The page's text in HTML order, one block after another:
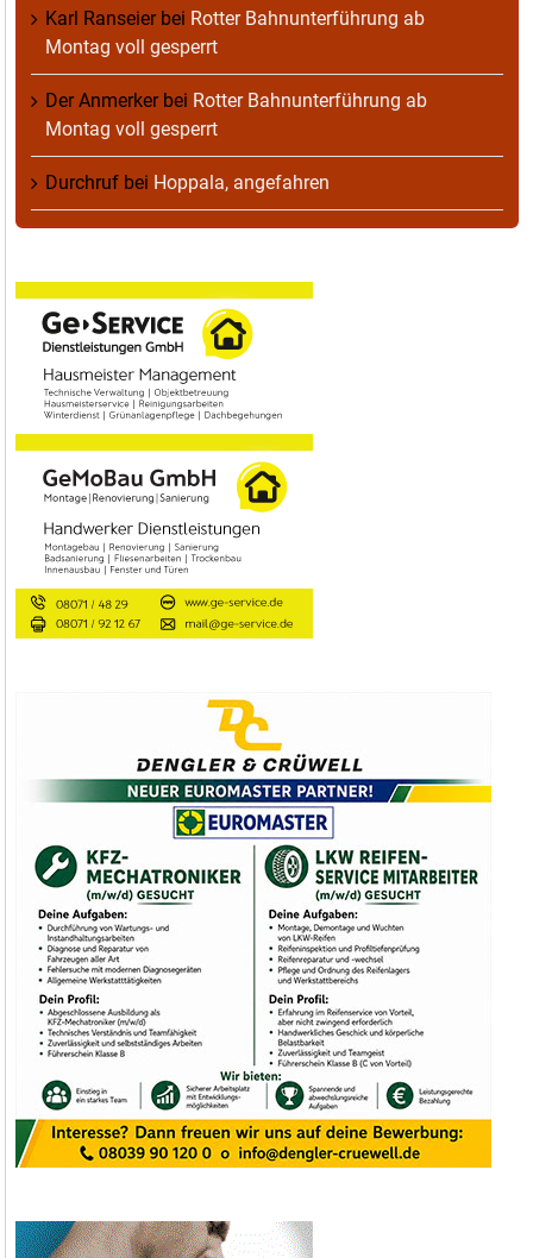
Karl Ranseierbei Rotter Bahnunterführung ab
Montag voll gesperrt
Der Anmerkerbei Rotter Bahnunterführung ab
Montag voll gesperrt
Durchruf bei Hoppala, angefahren